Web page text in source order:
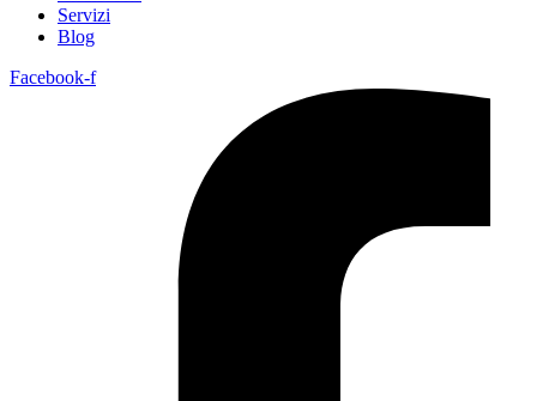
Servizi
Blog
Facebook-f